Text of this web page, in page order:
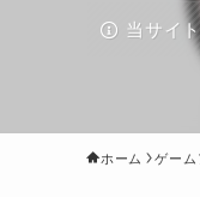
当サイ
ホーム ゲー